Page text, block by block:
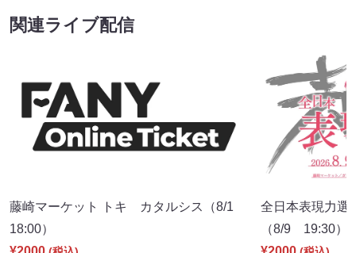
関連ライブ配信
藤崎マーケット トキ カタルシス（8/1
18:00）
全日本表現力選
（8/9 19:30）